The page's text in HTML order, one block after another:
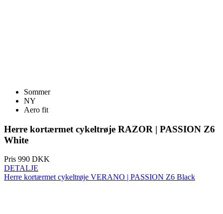
Sommer
NY
Aero fit
Herre kortærmet cykeltrøje RAZOR | PASSION Z6
White
Pris 990 DKK
DETALJE
Herre kortærmet cykeltrøje VERANO | PASSION Z6 Black